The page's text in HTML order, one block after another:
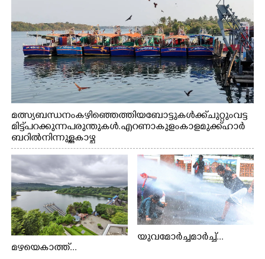
മത്സ്യബന്ധനം കഴിഞ്ഞെത്തിയ ബോട്ടുകൾക്ക് ചുറ്റും വട്ട
മിട്ട് പറക്കുന്ന പരുന്തുകൾ. എറണാകുളം കാളമുക്ക് ഹാർ
ബറിൽ നിന്നുള്ള കാഴ്ച
മഴയെകാത്ത്...
യുവമോർച്ചമാർച്ച്...